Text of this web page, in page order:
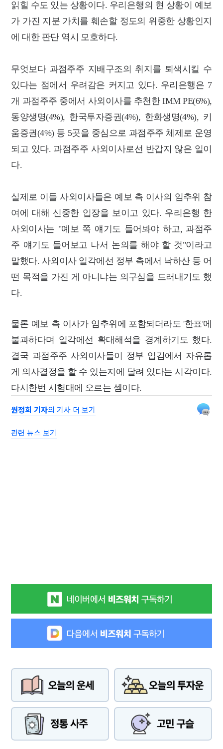
읽힐 수도 있는 상황이다. 우리은행의 현 상황이 예보
가 가진 지분 가치를 훼손할 정도의 위중한 상황인지
에 대한 판단 역시 모호하다.
무엇보다 과점주주 지배구조의 취지를 퇴색시킬 수
있다는 점에서 우려감은 커지고 있다. 우리은행은 7
개 과점주주 중에서 사외이사를 추천한 IMM PE(6%),
동양생명(4%), 한국투자증권(4%), 한화생명(4%), 키
움증권(4%) 등 5곳을 중심으로 과점주주 체제로 운영
되고 있다. 과점주주 사외이사로선 반갑지 않은 일이
다.
실제로 이들 사외이사들은 예보 측 이사의 임추위 참
여에 대해 신중한 입장을 보이고 있다. 우리은행 한
사외이사는 "예보 쪽 얘기도 들어봐야 하고, 과점주
주 얘기도 들어보고 나서 논의를 해야 할 것"이라고
말했다. 사외이사 일각에선 정부 측에서 낙하산 등 어
떤 목적을 가진 게 아니냐는 의구심을 드러내기도 했
다.
물론 예보 측 이사가 임추위에 포함되더라도 '한표'에
불과하다며 일각에선 확대해석을 경계하기도 했다.
결국 과점주주 사외이사들이 정부 입김에서 자유롭
게 의사결정을 할 수 있는지에 달려 있다는 시각이다.
다시한번 시험대에 오르는 셈이다.
원정희 기자의 기사 더 보기
관련 뉴스 보기